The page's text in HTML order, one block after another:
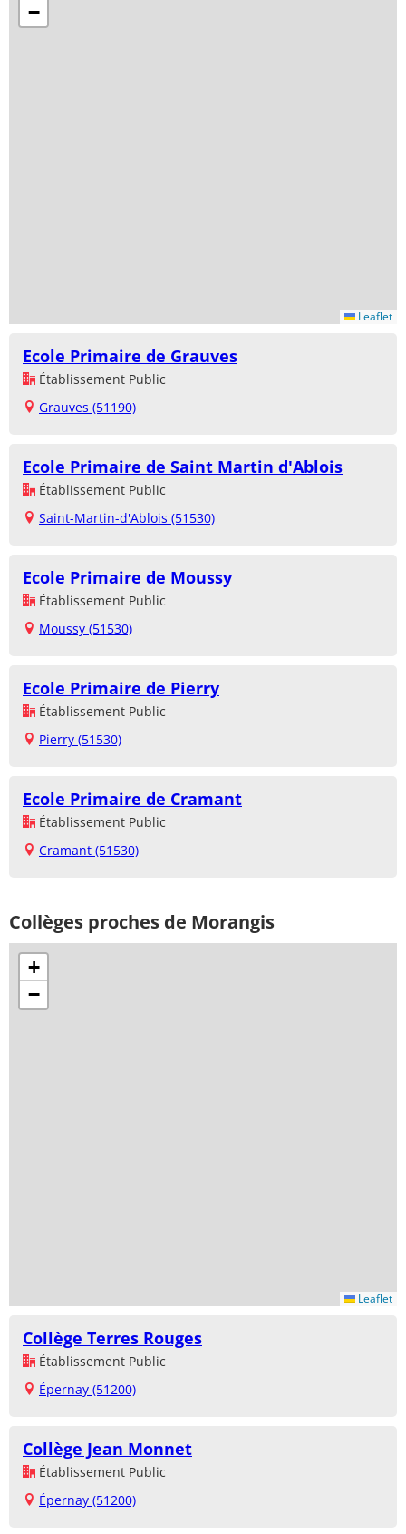
−
Leaflet
Ecole Primaire de Grauves
Établissement Public
Grauves (51190)
Ecole Primaire de Saint Martin d'Ablois
Établissement Public
Saint-Martin-d'Ablois (51530)
Ecole Primaire de Moussy
Établissement Public
Moussy (51530)
Ecole Primaire de Pierry
Établissement Public
Pierry (51530)
Ecole Primaire de Cramant
Établissement Public
Cramant (51530)
Collèges proches de Morangis
+
−
Leaflet
Collège Terres Rouges
Établissement Public
Épernay (51200)
Collège Jean Monnet
Établissement Public
Épernay (51200)